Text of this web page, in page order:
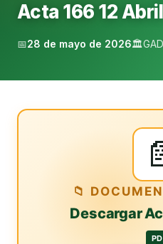
Acta 166 12
📅28 de mayo de 2026🏛️
📁
Descargar